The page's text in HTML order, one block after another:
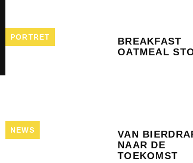
PORTRET
BREAKFAST
OATMEAL
NEWS
VAN
NAAR DE
TOEKOMST